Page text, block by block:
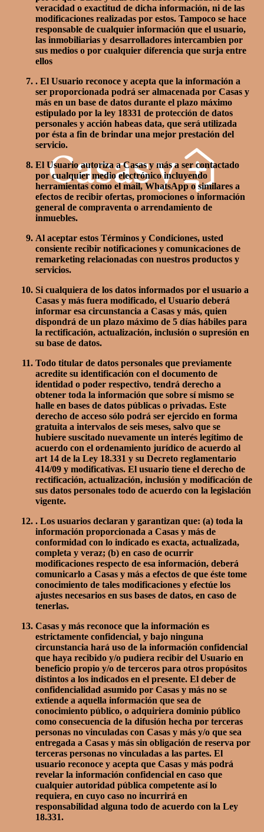
veracidad o exactitud de dicha información, ni de las
modificaciones realizadas por estos. Tampoco se hace
responsable de cualquier información que el usuario,
las inmobiliarias y desarrolladores intercambien por
sus medios o por cualquier diferencia que surja entre
ellos
. El Usuario reconoce y acepta que la información a
ser proporcionada podrá ser almacenada por Casas y
más en un base de datos durante el plazo máximo
estipulado por la ley 18331 de protección de datos
personales y acción habeas data, que será utilizada
por ésta a fin de brindar una mejor prestación del
servicio.
El Usuario autoriza a Casas y más a ser contactado
por cualquier medio electrónico incluyendo
herramientas como el mail, WhatsApp o similares a
efectos de recibir ofertas, promociones o información
general de compraventa o arrendamiento de
inmuebles.
Al aceptar estos Términos y Condiciones, usted
consiente recibir notificaciones y comunicaciones de
remarketing relacionadas con nuestros productos y
servicios.
Si cualquiera de los datos informados por el usuario a
Casas y más fuera modificado, el Usuario deberá
informar esa circunstancia a Casas y más, quien
dispondrá de un plazo máximo de 5 días hábiles para
la rectificación, actualización, inclusión o supresión en
su base de datos.
Todo titular de datos personales que previamente
acredite su identificación con el documento de
identidad o poder respectivo, tendrá derecho a
obtener toda la información que sobre sí mismo se
halle en bases de datos públicas o privadas. Este
derecho de acceso sólo podrá ser ejercido en forma
gratuita a intervalos de seis meses, salvo que se
hubiere suscitado nuevamente un interés legítimo de
acuerdo con el ordenamiento jurídico de acuerdo al
art 14 de la Ley 18.331 y su Decreto reglamentario
414/09 y modificativas. El usuario tiene el derecho de
rectificación, actualización, inclusión y modificación de
sus datos personales todo de acuerdo con la legislación
vigente.
. Los usuarios declaran y garantizan que: (a) toda la
información proporcionada a Casas y más de
conformidad con lo indicado es exacta, actualizada,
completa y veraz; (b) en caso de ocurrir
modificaciones respecto de esa información, deberá
comunicarlo a Casas y más a efectos de que éste tome
conocimiento de tales modificaciones y efectúe los
ajustes necesarios en sus bases de datos, en caso de
tenerlas.
Casas y más reconoce que la información es
estrictamente confidencial, y bajo ninguna
circunstancia hará uso de la información confidencial
que haya recibido y/o pudiera recibir del Usuario en
beneficio propio y/o de terceros para otros propósitos
distintos a los indicados en el presente. El deber de
confidencialidad asumido por Casas y más no se
extiende a aquella información que sea de
conocimiento público, o adquiriera dominio público
como consecuencia de la difusión hecha por terceras
personas no vinculadas con Casas y más y/o que sea
entregada a Casas y más sin obligación de reserva por
terceras personas no vinculadas a las partes. El
usuario reconoce y acepta que Casas y más podrá
revelar la información confidencial en caso que
cualquier autoridad pública competente así lo
requiera, en cuyo caso no incurrirá en
responsabilidad alguna todo de acuerdo con la Ley
18.331.